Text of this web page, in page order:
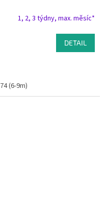
1, 2, 3 týdny, max. měsíc*
DETAIL
74 (6-9m)